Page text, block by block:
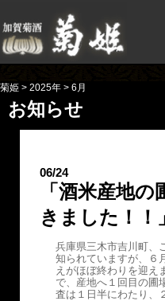
菊姫 > 2025年 > 6月
お知らせ
06/24
「酒米産地
きました！！」
兵庫県三木市吉川町、
知られていますが、６
えがほぼ終わりを迎え
で、産地へ１回目の圃
査は１日半にわたり、